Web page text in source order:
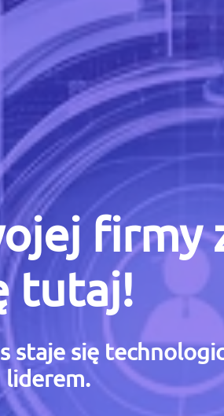
firmy
tutaj!
staje się
liderem.